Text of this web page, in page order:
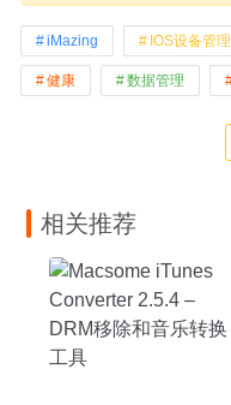
iMazing IOS设备管理
健康 数据管理
相关推荐